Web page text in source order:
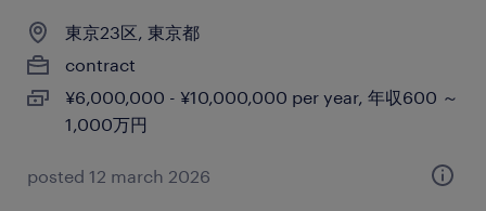
東京23区, 東京都
contract
¥6,000,000 - ¥10,000,000 per year, 年収600 ～
1,000万円
posted 12 march 2026